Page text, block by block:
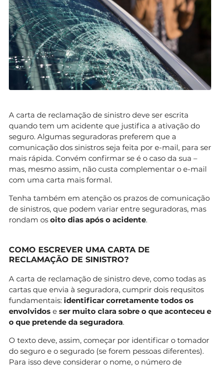
A carta de reclamação de sinistro deve ser escrita
quando tem um acidente que justifica a ativação do
seguro. Algumas seguradoras preferem que a
comunicação dos sinistros seja feita por e-mail, para ser
mais rápida. Convém confirmar se é o caso da sua –
mas, mesmo assim, não custa complementar o e-mail
com uma carta mais formal.
Tenha também em atenção os prazos de comunicação
de sinistros, que podem variar entre seguradoras, mas
rondam os oito dias após o acidente.
COMO ESCREVER UMA CARTA DE
RECLAMAÇÃO DE SINISTRO?
A carta de reclamação de sinistro deve, como todas as
cartas que envia à seguradora, cumprir dois requsitos
fundamentais: identificar corretamente todos os
envolvidos e ser muito clara sobre o que aconteceu e
o que pretende da seguradora.
O texto deve, assim, começar por identificar o tomador
do seguro e o segurado (se forem pessoas diferentes).
Para isso deve considerar o nome, o número de